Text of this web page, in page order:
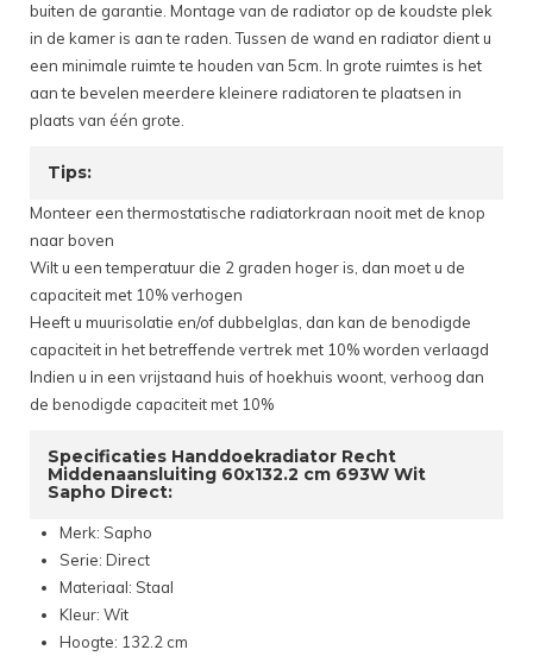
buiten de garantie. Montage van de radiator op de koudste plek
in de kamer is aan te raden. Tussen de wand en radiator dient u
een minimale ruimte te houden van 5cm. In grote ruimtes is het
aan te bevelen meerdere kleinere radiatoren te plaatsen in
plaats van één grote.
Tips:
Monteer een thermostatische radiatorkraan nooit met de knop
naar boven
Wilt u een temperatuur die 2 graden hoger is, dan moet u de
capaciteit met 10% verhogen
Heeft u muurisolatie en/of dubbelglas, dan kan de benodigde
capaciteit in het betreffende vertrek met 10% worden verlaagd
Indien u in een vrijstaand huis of hoekhuis woont, verhoog dan
de benodigde capaciteit met 10%
Specificaties Handdoekradiator Recht
Middenaansluiting 60x132.2 cm 693W Wit
Sapho Direct:
Merk: Sapho
Serie: Direct
Materiaal: Staal
Kleur: Wit
Hoogte: 132.2 cm